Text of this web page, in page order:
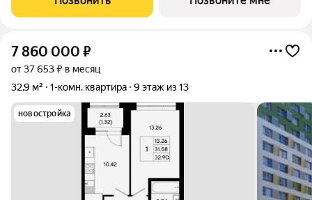
7 860 000 ₽
от 37 653 ₽ в месяц
32,9 м²
1-комн. квартира 9 этаж из 13
новостройка